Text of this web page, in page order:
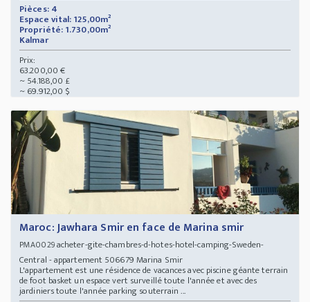
Pièces: 4
Espace vital: 125,00m²
Propriété: 1.730,00m²
Kalmar
Prix:
63.200,00 €
~ 54.188,00 £
~ 69.912,00 $
Maroc: Jawhara Smir en face de Marina smir
PMA0029acheter-gite-chambres-d-hotes-hotel-camping-Sweden-
Central - appartement 506679 Marina Smir
L'appartement est une résidence de vacances avec piscine géante terrain
de foot basket un espace vert surveillé toute l'année et avec des
jardiniers toute l'année parking souterrain ...